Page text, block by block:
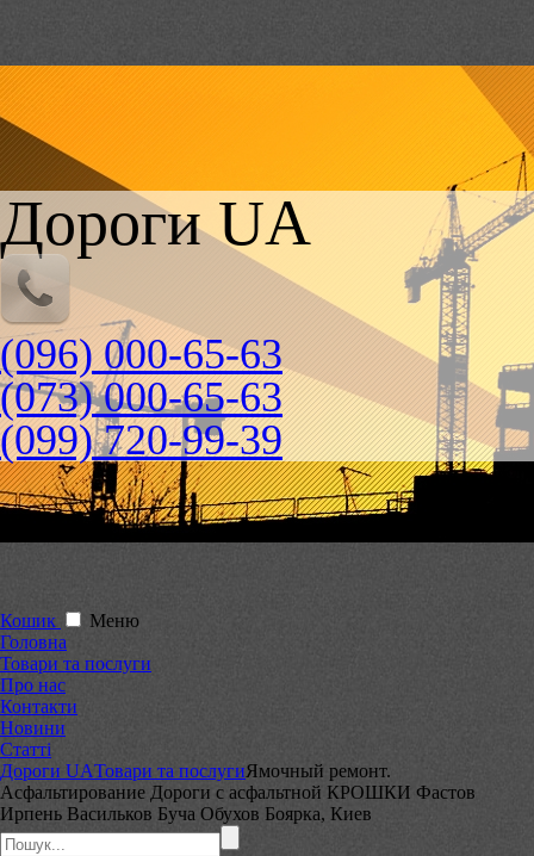
Дороги UA
(096) 000-65-63
(073) 000-65-63
(099) 720-99-39
Кошик
Меню
Головна
Товари та послуги
Про нас
Контакти
Новини
Статті
Дороги UAТовари та послугиЯмочный ремонт.
Асфальтирование Дороги с асфальтной КРОШКИ Фастов
Ирпень Васильков Буча Обухов Боярка, Киев